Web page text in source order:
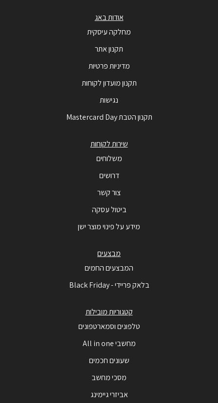
אודות באג
מחלקה עיסקית
תקנון אתר
מדיניות פרטיות
תקנון מועדון לקוחות
נגישות
תקנון הטבת Mastercard Day
שירות לקוחות
משלוחים
דרושים
צור קשר
ביטול עסקה
מידע על פינוי מוצר ישן
מבצעים
המבצעים החמים
בלאק פריידי - Black Friday
קטגוריות מובילות
טלפונים וסמארטפונים
מחשבי All in one
שעונים חכמים
מסכי מחשב
אביזרי גיימינג